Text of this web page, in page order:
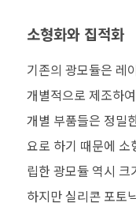
소형화와 집적화
기존의 광모듈은 레
개별적으로 제조하
개별 부품들은 정밀
요로 하기 때문에 소
립한 광모듈 역시
하지만 실리콘 포토